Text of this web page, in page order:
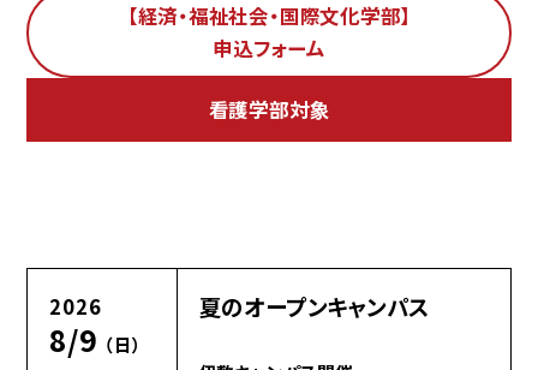
【経済・福祉社会・国際文化学部】
申込フォーム
看護学部対象
2026
8/9 （日）
夏のオープンキャンパス